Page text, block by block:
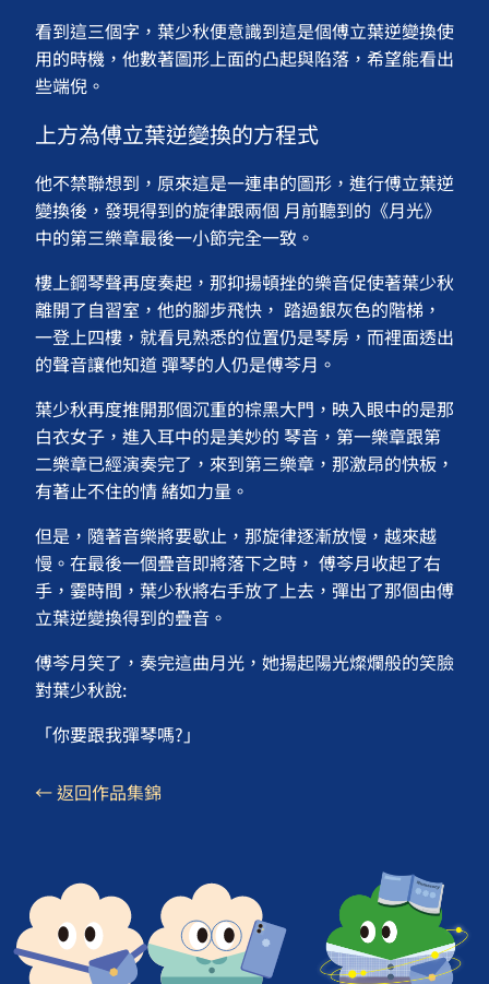
看到這三個字，葉少秋便意識到這是個傅立葉逆變換使
用的時機，他數著圖形上面的凸起與陷落，希望能看出
些端倪。
上方為傅立葉逆變換的方程式
他不禁聯想到，原來這是一連串的圖形，進行傅立葉逆
變換後，發現得到的旋律跟兩個 月前聽到的《月光》
中的第三樂章最後一小節完全一致。
樓上鋼琴聲再度奏起，那抑揚頓挫的樂音促使著葉少秋
離開了自習室，他的腳步飛快， 踏過銀灰色的階梯，
一登上四樓，就看見熟悉的位置仍是琴房，而裡面透出
的聲音讓他知道 彈琴的人仍是傅芩月。
葉少秋再度推開那個沉重的棕黑大門，映入眼中的是那
白衣女子，進入耳中的是美妙的 琴音，第一樂章跟第
二樂章已經演奏完了，來到第三樂章，那激昂的快板，
有著止不住的情 緒如力量。
但是，隨著音樂將要歇止，那旋律逐漸放慢，越來越
慢。在最後一個疊音即將落下之時， 傅芩月收起了右
手，霎時間，葉少秋將右手放了上去，彈出了那個由傅
立葉逆變換得到的疊音。
傅芩月笑了，奏完這曲月光，她揚起陽光燦爛般的笑臉
對葉少秋說:
「你要跟我彈琴嗎?」
← 返回作品集錦